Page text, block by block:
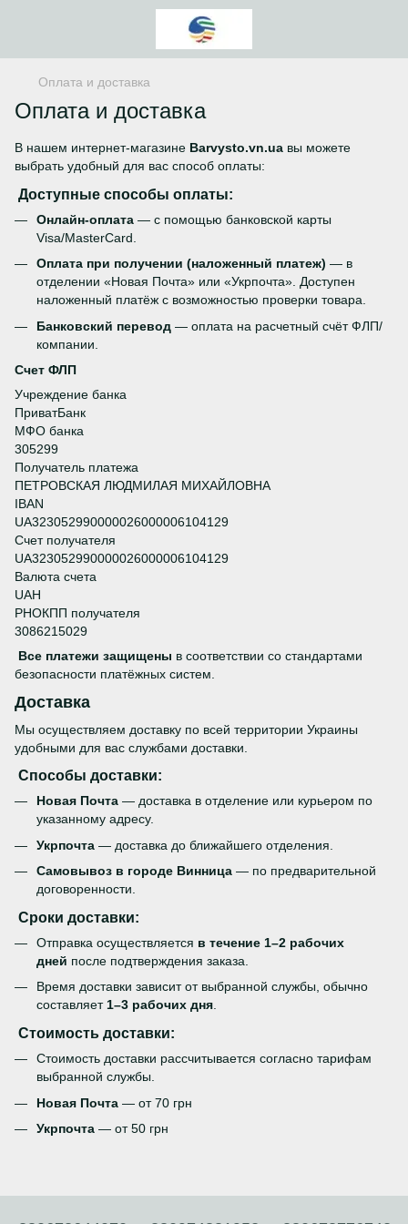
Оплата и доставка
Оплата и доставка
В нашем интернет-магазине Barvysto.vn.ua вы можете
выбрать удобный для вас способ оплаты:
Доступные способы оплаты:
Онлайн-оплата — с помощью банковской карты
Visa/MasterCard.
Оплата при получении (наложенный платеж) — в
отделении «Новая Почта» или «Укрпочта». Доступен
наложенный платёж с возможностью проверки товара.
Банковский перевод — оплата на расчетный счёт ФЛП/
компании.
Счет ФЛП
Учреждение банка
ПриватБанк
МФО банка
305299
Получатель платежа
ПЕТРОВСКАЯ ЛЮДМИЛАЯ МИХАЙЛОВНА
IBAN
UA323052990000026000006104129
Счет получателя
UA323052990000026000006104129
Валюта счета
UAH
РНОКПП получателя
3086215029
Все платежи защищены в соответствии со стандартами
безопасности платёжных систем.
Доставка
Мы осуществляем доставку по всей территории Украины
удобными для вас службами доставки.
Способы доставки:
Новая Почта — доставка в отделение или курьером по
указанному адресу.
Укрпочта — доставка до ближайшего отделения.
Самовывоз в городе Винница — по предварительной
договоренности.
Сроки доставки:
Отправка осуществляется в течение 1–2 рабочих
дней после подтверждения заказа.
Время доставки зависит от выбранной службы, обычно
составляет1–3 рабочих дня.
Стоимость доставки:
Стоимость доставки рассчитывается согласно тарифам
выбранной службы.
Новая Почта — от 70 грн
Укрпочта — от 50 грн